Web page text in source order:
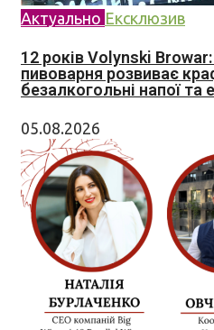
Актуально Ексклюзив
12 років Volynski
пивоварня розвиває
безалкогольні напої та
05.08.2026